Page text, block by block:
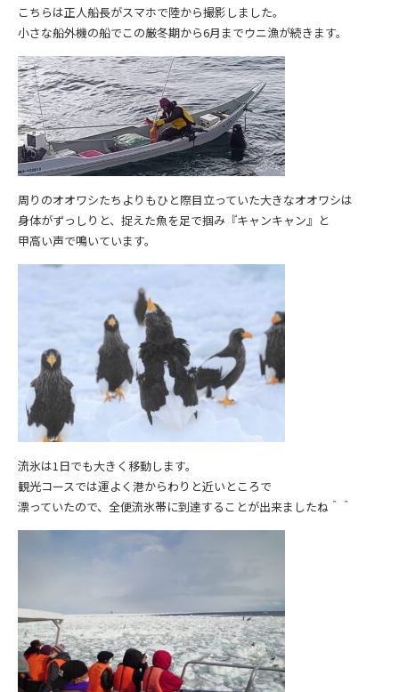
こちらは正人船長がスマホで陸から撮影しました。
小さな船外機の船でこの厳冬期から6月までウニ漁が続きます。
周りのオオワシたちよりもひと際目立っていた大きなオオワシは
身体がずっしりと、捉えた魚を足で掴み『キャンキャン』と
甲高い声で鳴いています。
流氷は1日でも大きく移動します。
観光コースでは運よく港からわりと近いところで
漂っていたので、全便流氷帯に到達することが出来ましたね＾＾